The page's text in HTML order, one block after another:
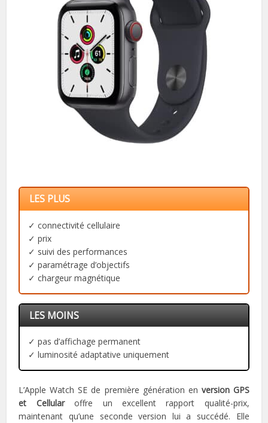
LES PLUS
✓ connectivité cellulaire
✓ prix
✓ suivi des performances
✓ paramétrage d’objectifs
✓ chargeur magnétique
LES MOINS
✓ pas d’affichage permanent
✓ luminosité adaptative uniquement
L’Apple Watch SE de première génération en version GPS
et Cellularoffre un excellent rapport qualité-prix,
maintenant qu’une seconde version lui a succédé. Elle